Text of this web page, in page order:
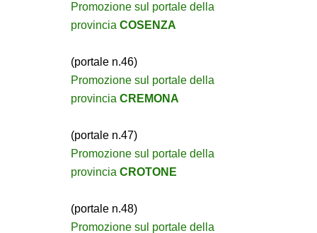
Promozione sul portale della
provincia COSENZA
(portale n.46)
Promozione sul portale della
provincia CREMONA
(portale n.47)
Promozione sul portale della
provincia CROTONE
(portale n.48)
Promozione sul portale della